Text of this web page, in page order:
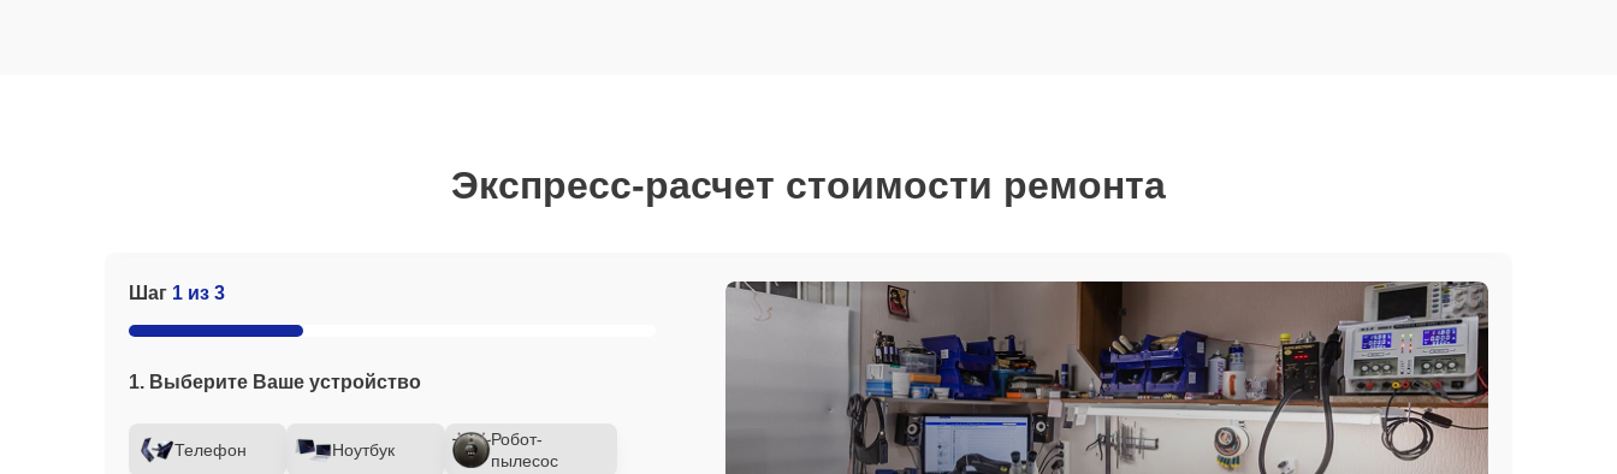
Экспресс-расчет стоимости ремонта
Шаг 1 из 3
1. Выберите Ваше устройство
Телефон Ноутбук
Робот-
пылесос